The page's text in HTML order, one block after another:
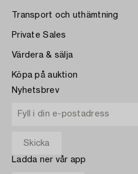
Transport och uthämtning
Private Sales
Värdera & sälja
Köpa på auktion
Nyhetsbrev
Ladda ner vår app